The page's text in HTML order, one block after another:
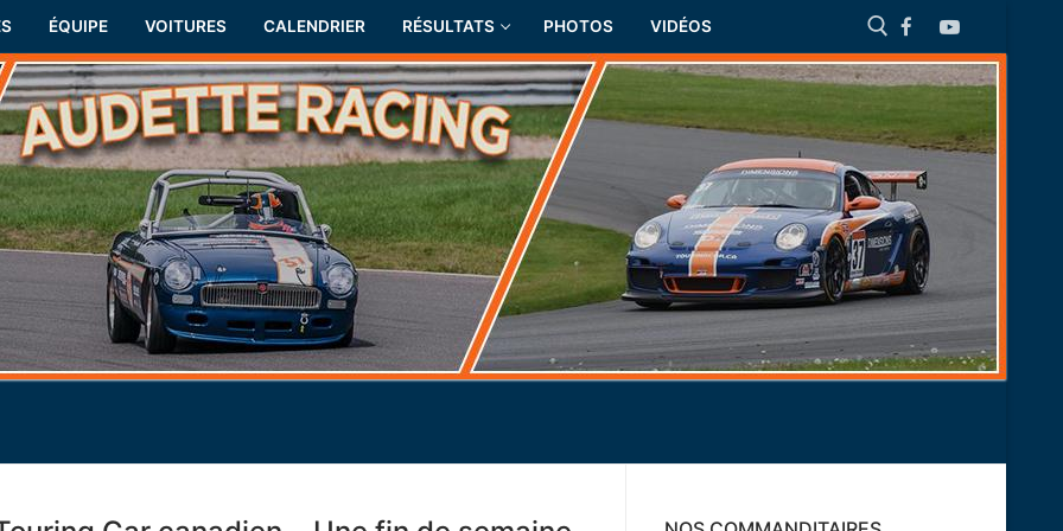
ÉQUIPE VOITURES CALENDRIER RÉSULTATS PHOTOS VIDÉOS
Rechercher :